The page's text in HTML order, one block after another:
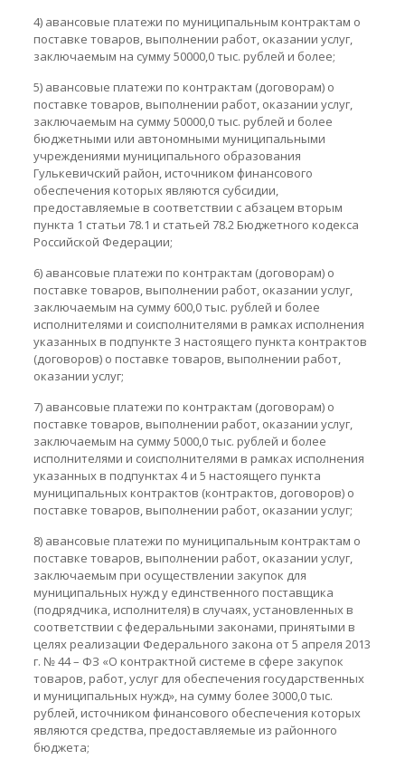
4) авансовые платежи по муниципальным контрактам о
поставке товаров, выполнении работ, оказании услуг,
заключаемым на сумму 50000,0 тыс. рублей и более;
5) авансовые платежи по контрактам (договорам) о
поставке товаров, выполнении работ, оказании услуг,
заключаемым на сумму 50000,0 тыс. рублей и более
бюджетными или автономными муниципальными
учреждениями муниципального образования
Гулькевичский район, источником финансового
обеспечения которых являются субсидии,
предоставляемые в соответствии с абзацем вторым
пункта 1 статьи 78.1 и статьей 78.2 Бюджетного кодекса
Российской Федерации;
6) авансовые платежи по контрактам (договорам) о
поставке товаров, выполнении работ, оказании услуг,
заключаемым на сумму 600,0 тыс. рублей и более
исполнителями и соисполнителями в рамках исполнения
указанных в подпункте 3 настоящего пункта контрактов
(договоров) о поставке товаров, выполнении работ,
оказании услуг;
7) авансовые платежи по контрактам (договорам) о
поставке товаров, выполнении работ, оказании услуг,
заключаемым на сумму 5000,0 тыс. рублей и более
исполнителями и соисполнителями в рамках исполнения
указанных в подпунктах 4 и 5 настоящего пункта
муниципальных контрактов (контрактов, договоров) о
поставке товаров, выполнении работ, оказании услуг;
8) авансовые платежи по муниципальным контрактам о
поставке товаров, выполнении работ, оказании услуг,
заключаемым при осуществлении закупок для
муниципальных нужд у единственного поставщика
(подрядчика, исполнителя) в случаях, установленных в
соответствии с федеральными законами, принятыми в
целях реализации Федерального закона от 5 апреля 2013
г. № 44 – ФЗ «О контрактной системе в сфере закупок
товаров, работ, услуг для обеспечения государственных
и муниципальных нужд», на сумму более 3000,0 тыс.
рублей, источником финансового обеспечения которых
являются средства, предоставляемые из районного
бюджета;